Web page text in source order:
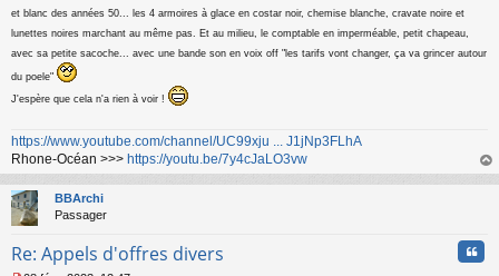
et blanc des années 50... les 4 armoires à glace en costar noir, chemise blanche, cravate noire et
lunettes noires marchant au même pas. Et au milieu, le comptable en imperméable, petit chapeau,
avec sa petite sacoche... avec une bande son en voix off "les tarifs vont changer, ça va grincer autour
du poele"
J'espère que cela n'a rien à voir !
https://www.youtube.com/channel/UC99xju ... J1jNp3FLhA
Rhone-Océan >>> https://youtu.be/7y4cJaLO3vw
au
BBArchi
Passager
Re: Appels d'offres divers